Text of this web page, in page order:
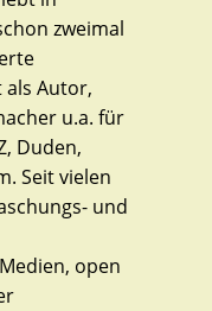
zweimal
als Autor,
u.a. für
Duden,
Seit vielen
und
open